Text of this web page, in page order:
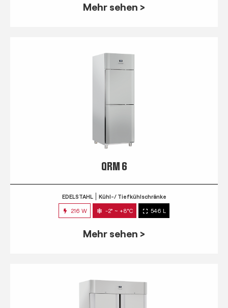
Mehr sehen >
QRM 6
EDELSTAHL Kühl-/ Tiefkühlschränke
216 W -2° ~ +8°C 546 L
Mehr sehen >